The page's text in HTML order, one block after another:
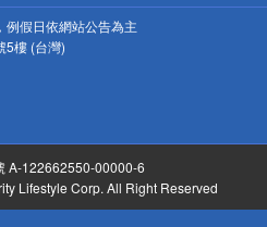
假日依網站公告為主
5樓 (台灣)
A-122662550-00000-6
Lifestyle Corp. All Right Reserved